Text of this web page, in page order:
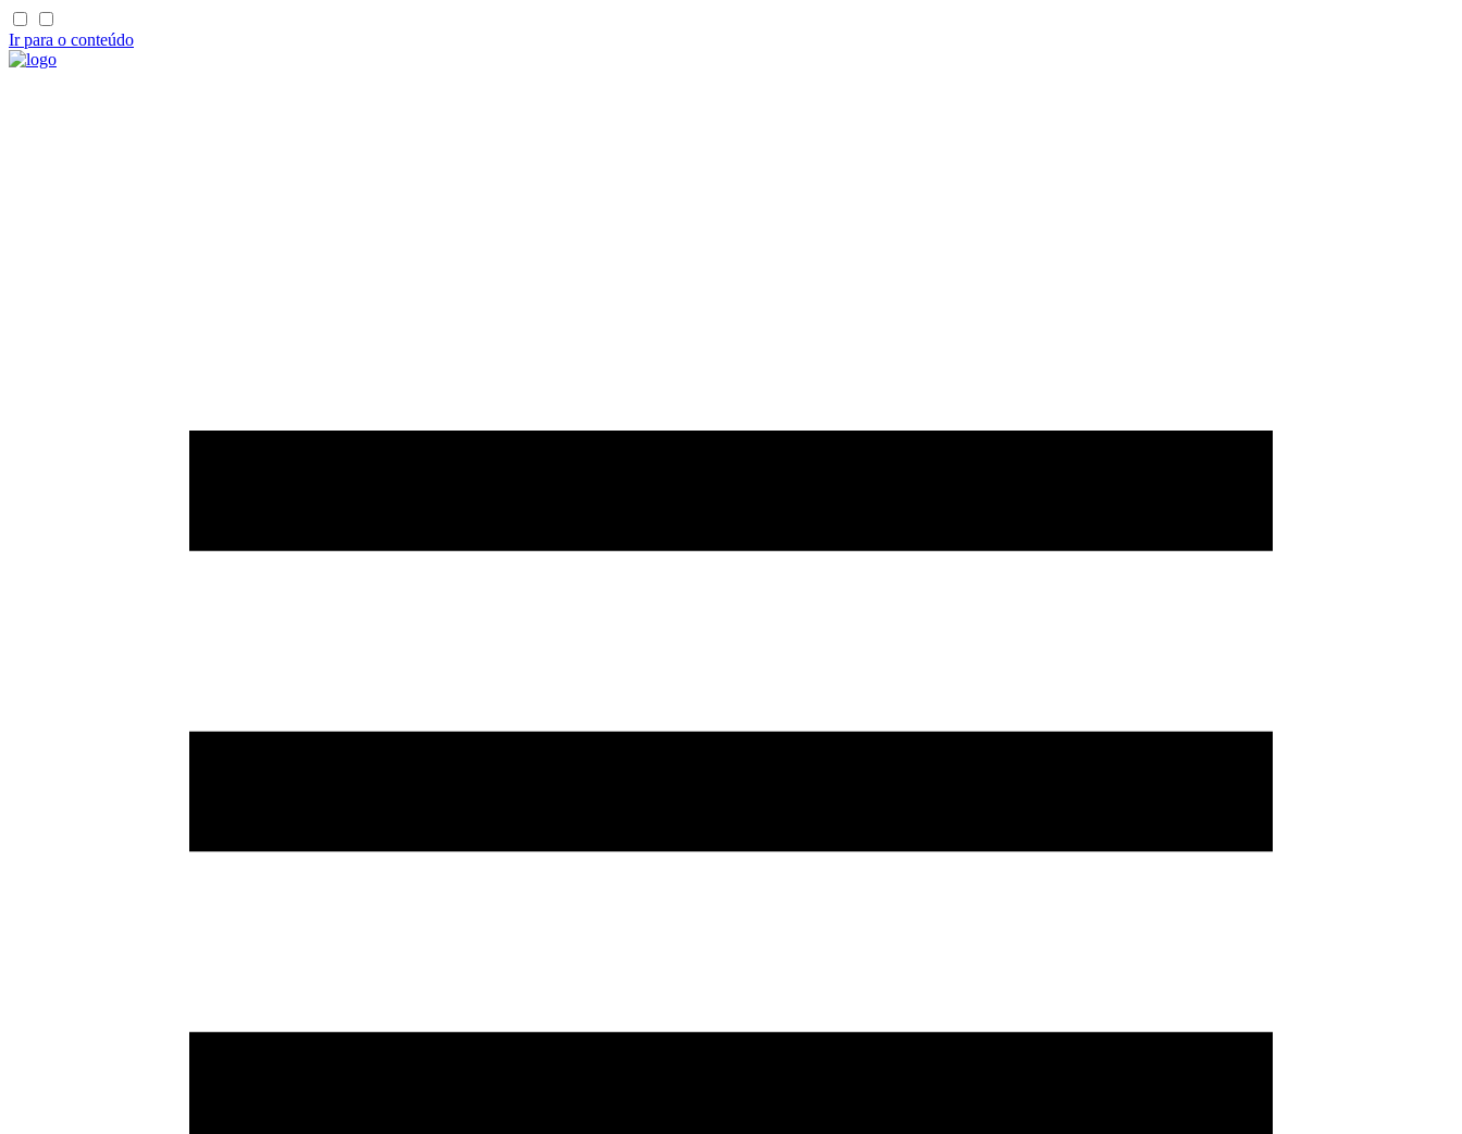
Ir para o conteúdo